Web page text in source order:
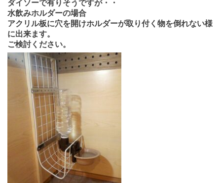
ダイソーで有りそうですが・・
水飲みホルダーの場合
アクリル板に穴を開けホルダーが取り付く物を倒れない様
に出来ます。
ご検討ください。